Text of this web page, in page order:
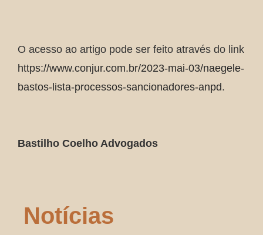
O acesso ao artigo pode ser feito através do link
https://www.conjur.com.br/2023-mai-03/naegele-
bastos-lista-processos-sancionadores-anpd.
Bastilho Coelho Advogados
Notícias